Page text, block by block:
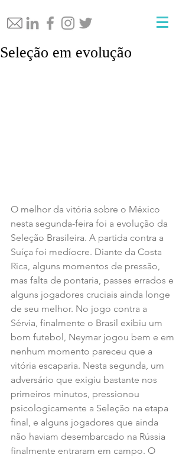
Seleção em evolução
O melhor da vitória sobre o México
nesta segunda-feira foi a evolução da
Seleção Brasileira. A partida contra a
Suíça foi medíocre. Diante da Costa
Rica, alguns momentos de pressão,
mas falta de pontaria, passes errados e
alguns jogadores cruciais ainda longe
de seu melhor. No jogo contra a
Sérvia, finalmente o Brasil exibiu um
bom futebol, Neymar jogou bem e em
nenhum momento pareceu que a
vitória escaparia. Nesta segunda, um
adversário que exigiu bastante nos
primeiros minutos, pressionou
psicologicamente a Seleção na etapa
final, e alguns jogadores que ainda
não haviam desembarcado na Rússia
finalmente entraram em campo. O